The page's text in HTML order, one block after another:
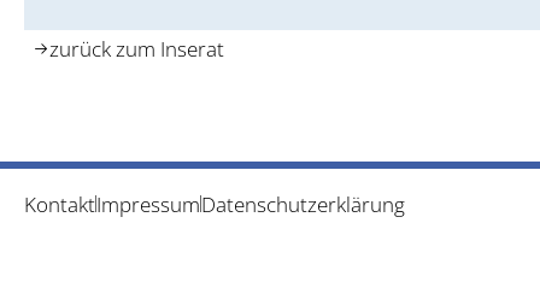
zurück zum Inserat
KontaktImpressumDatenschutzerklärung